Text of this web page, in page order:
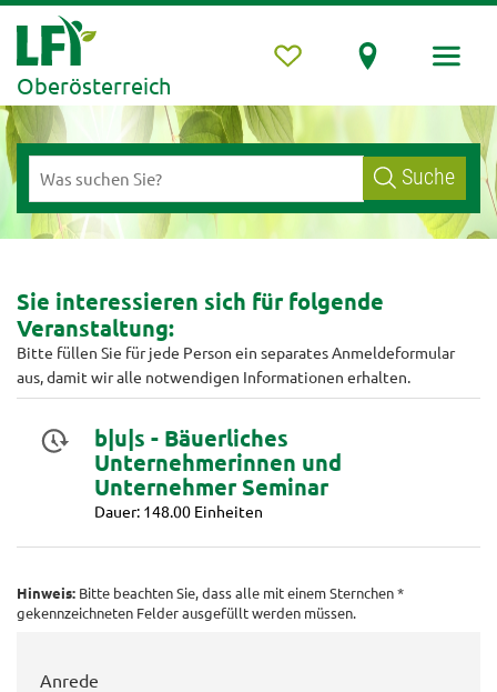
Oberösterreich
Suche
Sie interessieren sich für folgende
Veranstaltung:
Bitte füllen Sie für jede Person ein separates Anmeldeformular
aus, damit wir alle notwendigen Informationen erhalten.
b|u|s - Bäuerliches
Unternehmerinnen und
Unternehmer Seminar
Dauer: 148.00 Einheiten
Hinweis: Bitte beachten Sie, dass alle mit einem Sternchen *
gekennzeichneten Felder ausgefüllt werden müssen.
Anrede